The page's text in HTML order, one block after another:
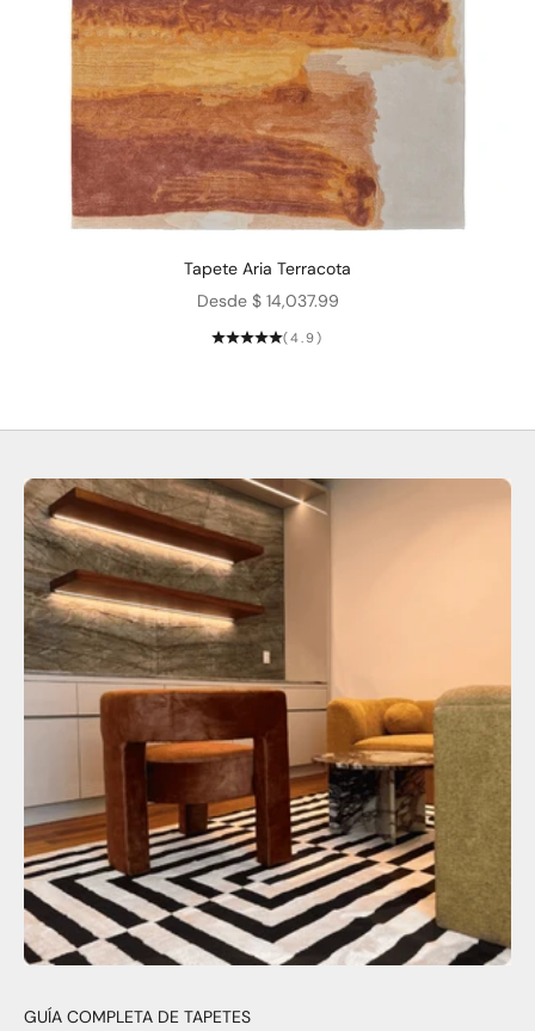
Tapete Aria Terracota
Precio de oferta
Desde $ 14,037.99
(4.9)
GUÍA COMPLETA DE TAPETES